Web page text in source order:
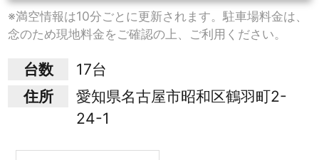
※満空情報は10分ごとに更新されます。駐車場料金は、
念のため現地料金をご確認の上、ご利用ください。
台数
17台
住所
愛知県名古屋市昭和区鶴羽町2-
24-1